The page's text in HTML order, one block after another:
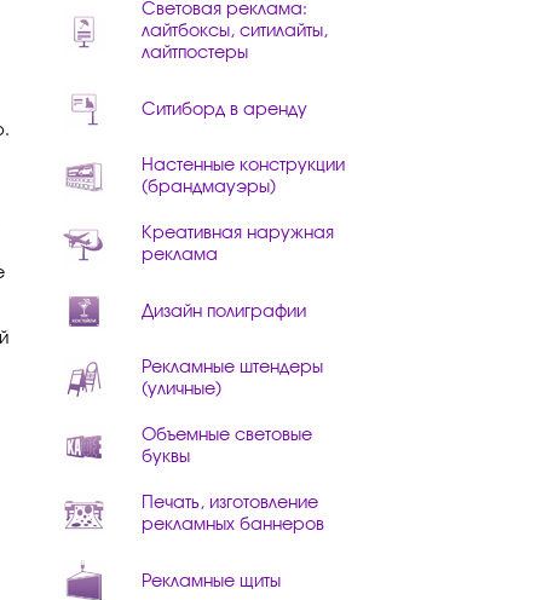
Световая реклама:
лайтбоксы, ситилайты,
лайтпостеры
Ситиборд в аренду
Настенные конструкции
(брандмауэры)
Креативная наружная
реклама
Дизайн полиграфии
Рекламные штендеры
(уличные)
Объемные световые
буквы
Печать, изготовление
рекламных баннеров
Рекламные щиты